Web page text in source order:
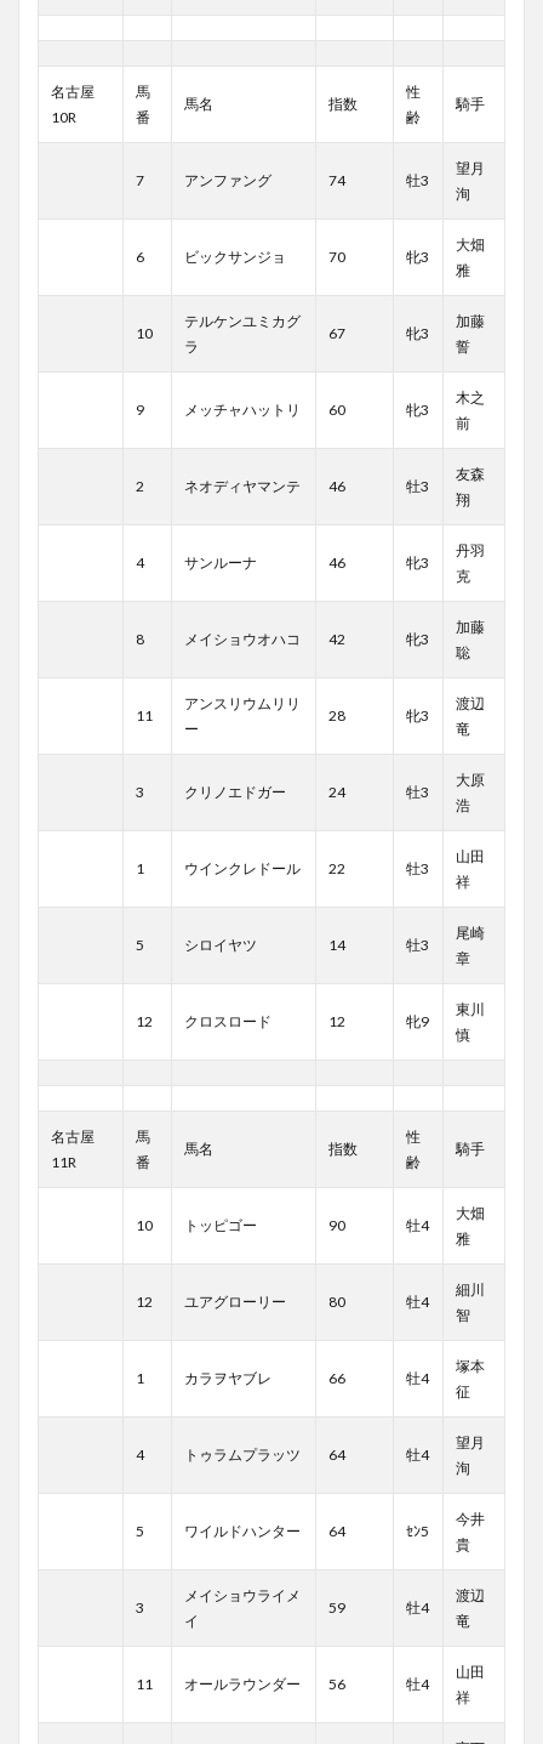
名古屋
10R
馬
番
馬名 指数
性
齢
騎手
7 アンファング 74 牡3
望月
洵
6 ビックサンジョ 70 牝3
大畑
雅
10
テルケンユミカグ
ラ
67 牝3
加藤
誓
9 メッチャハットリ 60 牝3
木之
前
2 ネオディヤマンテ 46 牡3
友森
翔
4 サンルーナ 46 牝3
丹羽
克
8 メイショウオハコ 42 牝3
加藤
聡
11
アンスリウムリリ
ー
28 牝3
渡辺
竜
3 クリノエドガー 24 牡3
大原
浩
1 ウインクレドール 22 牡3
山田
祥
5 シロイヤツ 14 牡3
尾崎
章
12 クロスロード 12 牝9
東川
慎
名古屋
11R
馬
番
馬名 指数
性
齢
騎手
10 トッピゴー 90 牡4
大畑
雅
12 ユアグローリー 80 牡4
細川
智
1 カラヲヤブレ 66 牡4
塚本
征
4 トゥラムプラッツ 64 牡4
望月
洵
5 ワイルドハンター 64 ｾﾝ5
今井
貴
3
メイショウライメ
イ
59 牡4
渡辺
竜
11 オールラウンダー 56 牡4
山田
祥